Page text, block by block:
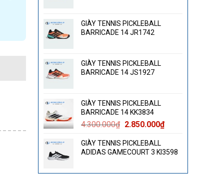
GIÀY TENNIS PICKLEBALL
BARRICADE 14 JR1742
GIÀY TENNIS PICKLEBALL
BARRICADE 14 JS1927
GIÀY TENNIS PICKLEBALL
BARRICADE 14 KK3834
4.300.000₫ Giá
là:
4.300.000₫.
2.850.000₫Giá
là:
GIÀY TENNIS PICKLEBALL
ADIDAS GAMECOURT 3 KI3598